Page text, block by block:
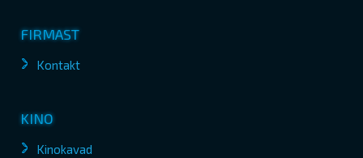
FIRMAST
Kontakt
KINO
Kinokavad